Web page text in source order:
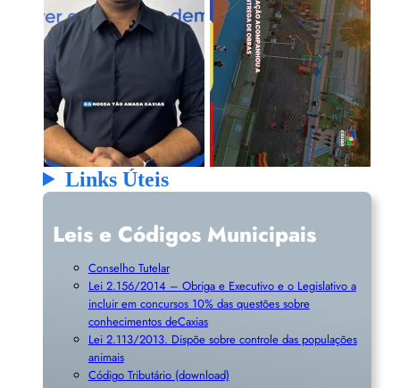
Links Úteis
Leis e Códigos Municipais
Conselho Tutelar
Lei 2.156/2014 – Obriga e Executivo e o Legislativo a
incluir em concursos 10% das questões sobre
conhecimentos deCaxias
Lei 2.113/2013. Dispõe sobre controle das populações
animais
Código Tributário (download)